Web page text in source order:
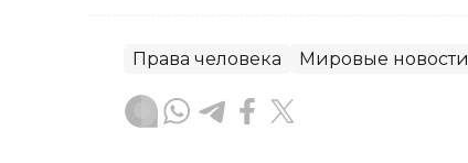
Права человека Мировые новости